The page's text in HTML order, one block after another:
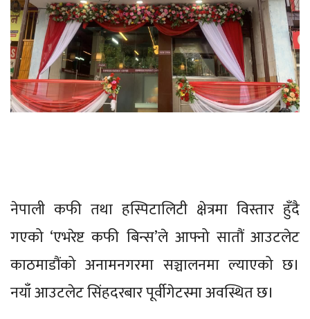
नेपाली कफी तथा हस्पिटालिटी क्षेत्रमा विस्तार हुँदै
गएको ‘एभरेष्ट कफी बिन्स’ले आफ्नो सातौं आउटलेट
काठमाडौंको अनामनगरमा सञ्चालनमा ल्याएको छ।
नयाँ आउटलेट सिंहदरबार पूर्वीगेटस्मा अवस्थित छ।